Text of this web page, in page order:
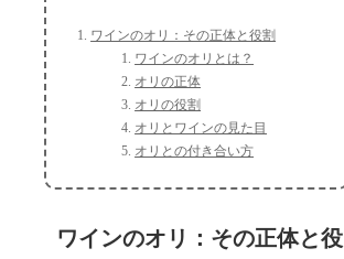
ワインのオリ：その正体と役割
ワインのオリとは？
オリの正体
オリの役割
オリとワインの見た目
オリとの付き合い方
ワインのオリ：その正体と役